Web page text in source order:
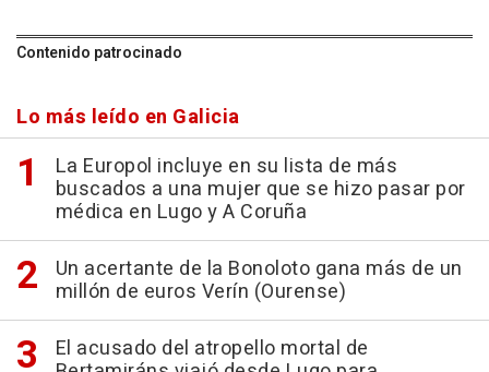
Contenido patrocinado
Lo más leído en Galicia
La Europol incluye en su lista de más
buscados a una mujer que se hizo pasar por
médica en Lugo y A Coruña
Un acertante de la Bonoloto gana más de un
millón de euros Verín (Ourense)
El acusado del atropello mortal de